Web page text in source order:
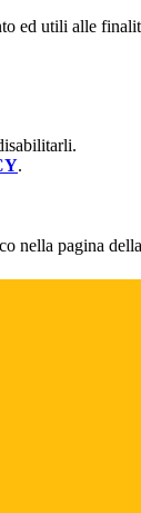
ed utili alle
.
nella pagina